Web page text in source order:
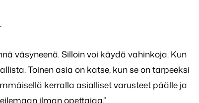
väsyneenä. Silloin voi käydä vahinkoja. Kun
Toinen asia on katse, kun se on tarpeeksi
kerralla asialliset varusteet päälle ja
ilman opettajaa.”